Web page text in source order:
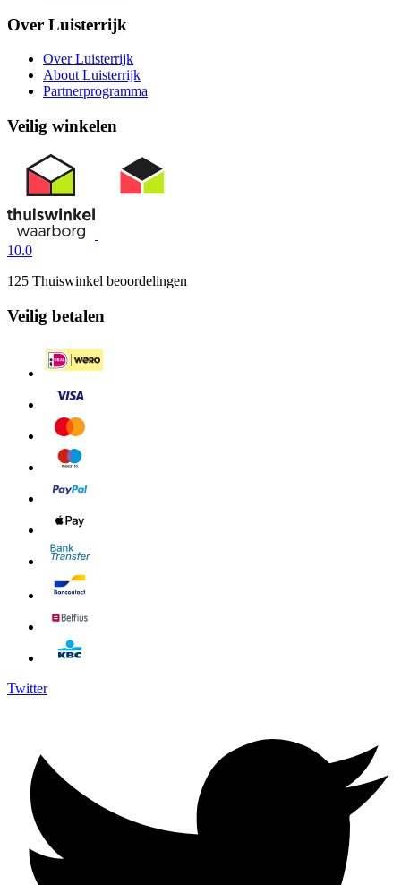
Over Luisterrijk
Over Luisterrijk
About Luisterrijk
Partnerprogramma
Veilig winkelen
10.0
125 Thuiswinkel beoordelingen
Veilig betalen
Twitter